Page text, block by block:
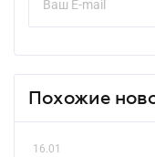
Похожие
16.01